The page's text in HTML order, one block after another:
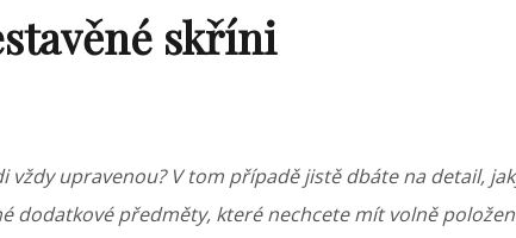
skříni
upravenou? V tom případě jistě dbáte na detail,
dodatkové předměty, které nechcete mít volně